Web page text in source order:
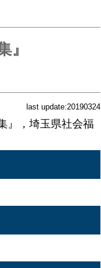
』
last update:20190324
』，埼玉県社会福